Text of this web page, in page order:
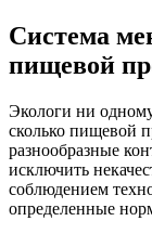
Система
пищевой
Экологи ни
сколько пищевой
разнообразные
исключить
соблюдением
определенные